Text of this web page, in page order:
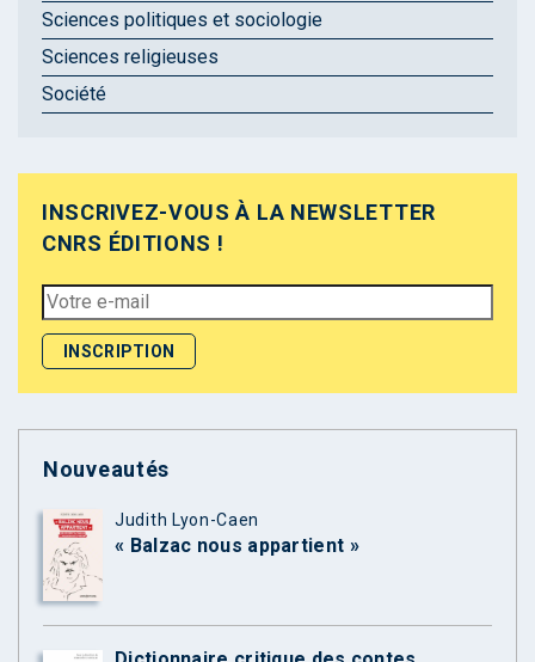
Sciences politiques et sociologie
Sciences religieuses
Société
INSCRIVEZ-VOUS À LA NEWSLETTER
CNRS ÉDITIONS !
Nouveautés
Judith Lyon-Caen
« Balzac nous appartient »